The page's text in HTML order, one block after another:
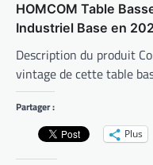
HOMCOM Table
Industriel Base en
Description du produit
vintage de cette table
Partager :
Plus